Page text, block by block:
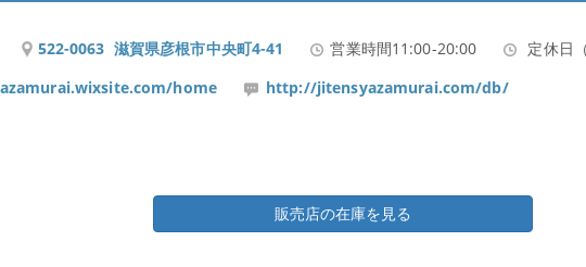
522-0063 滋賀県彦根市中央町4-41 営業時間11:00-20:00
定休日
home
http://jitensyazamurai.com/db/
販売店の在庫を見る